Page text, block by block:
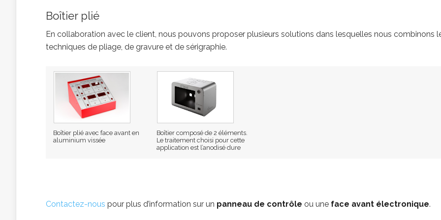
Boîtier plié
En collaboration avec le client, nous pouvons proposer plusieurs solutions dans lesquelles nous combinons
techniques de pliage, de gravure et de sérigraphie.
Boîtier plié avec face avant en
aluminium vissée
Boîtier composé de 2 éléments.
Le traitement choisi pour cette
application est l’anodisé dure
Contactez-nous pour plus d’information sur un panneau de contrôle ou une face avant électronique.